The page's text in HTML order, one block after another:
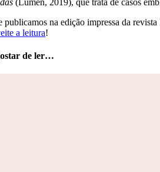
na edição impressa da
a leitura!
de ler…